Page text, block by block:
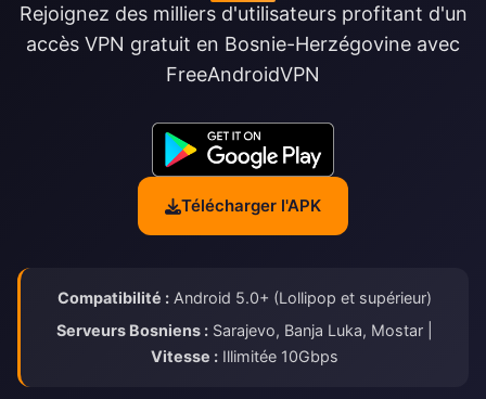
Rejoignez des milliers d'utilisateurs profitant d'un
accès VPN gratuit en Bosnie-Herzégovine avec
FreeAndroidVPN
Télécharger l'APK
Compatibilité : Android 5.0+ (Lollipop et supérieur)
Serveurs Bosniens : Sarajevo, Banja Luka, Mostar |
Vitesse : Illimitée 10Gbps